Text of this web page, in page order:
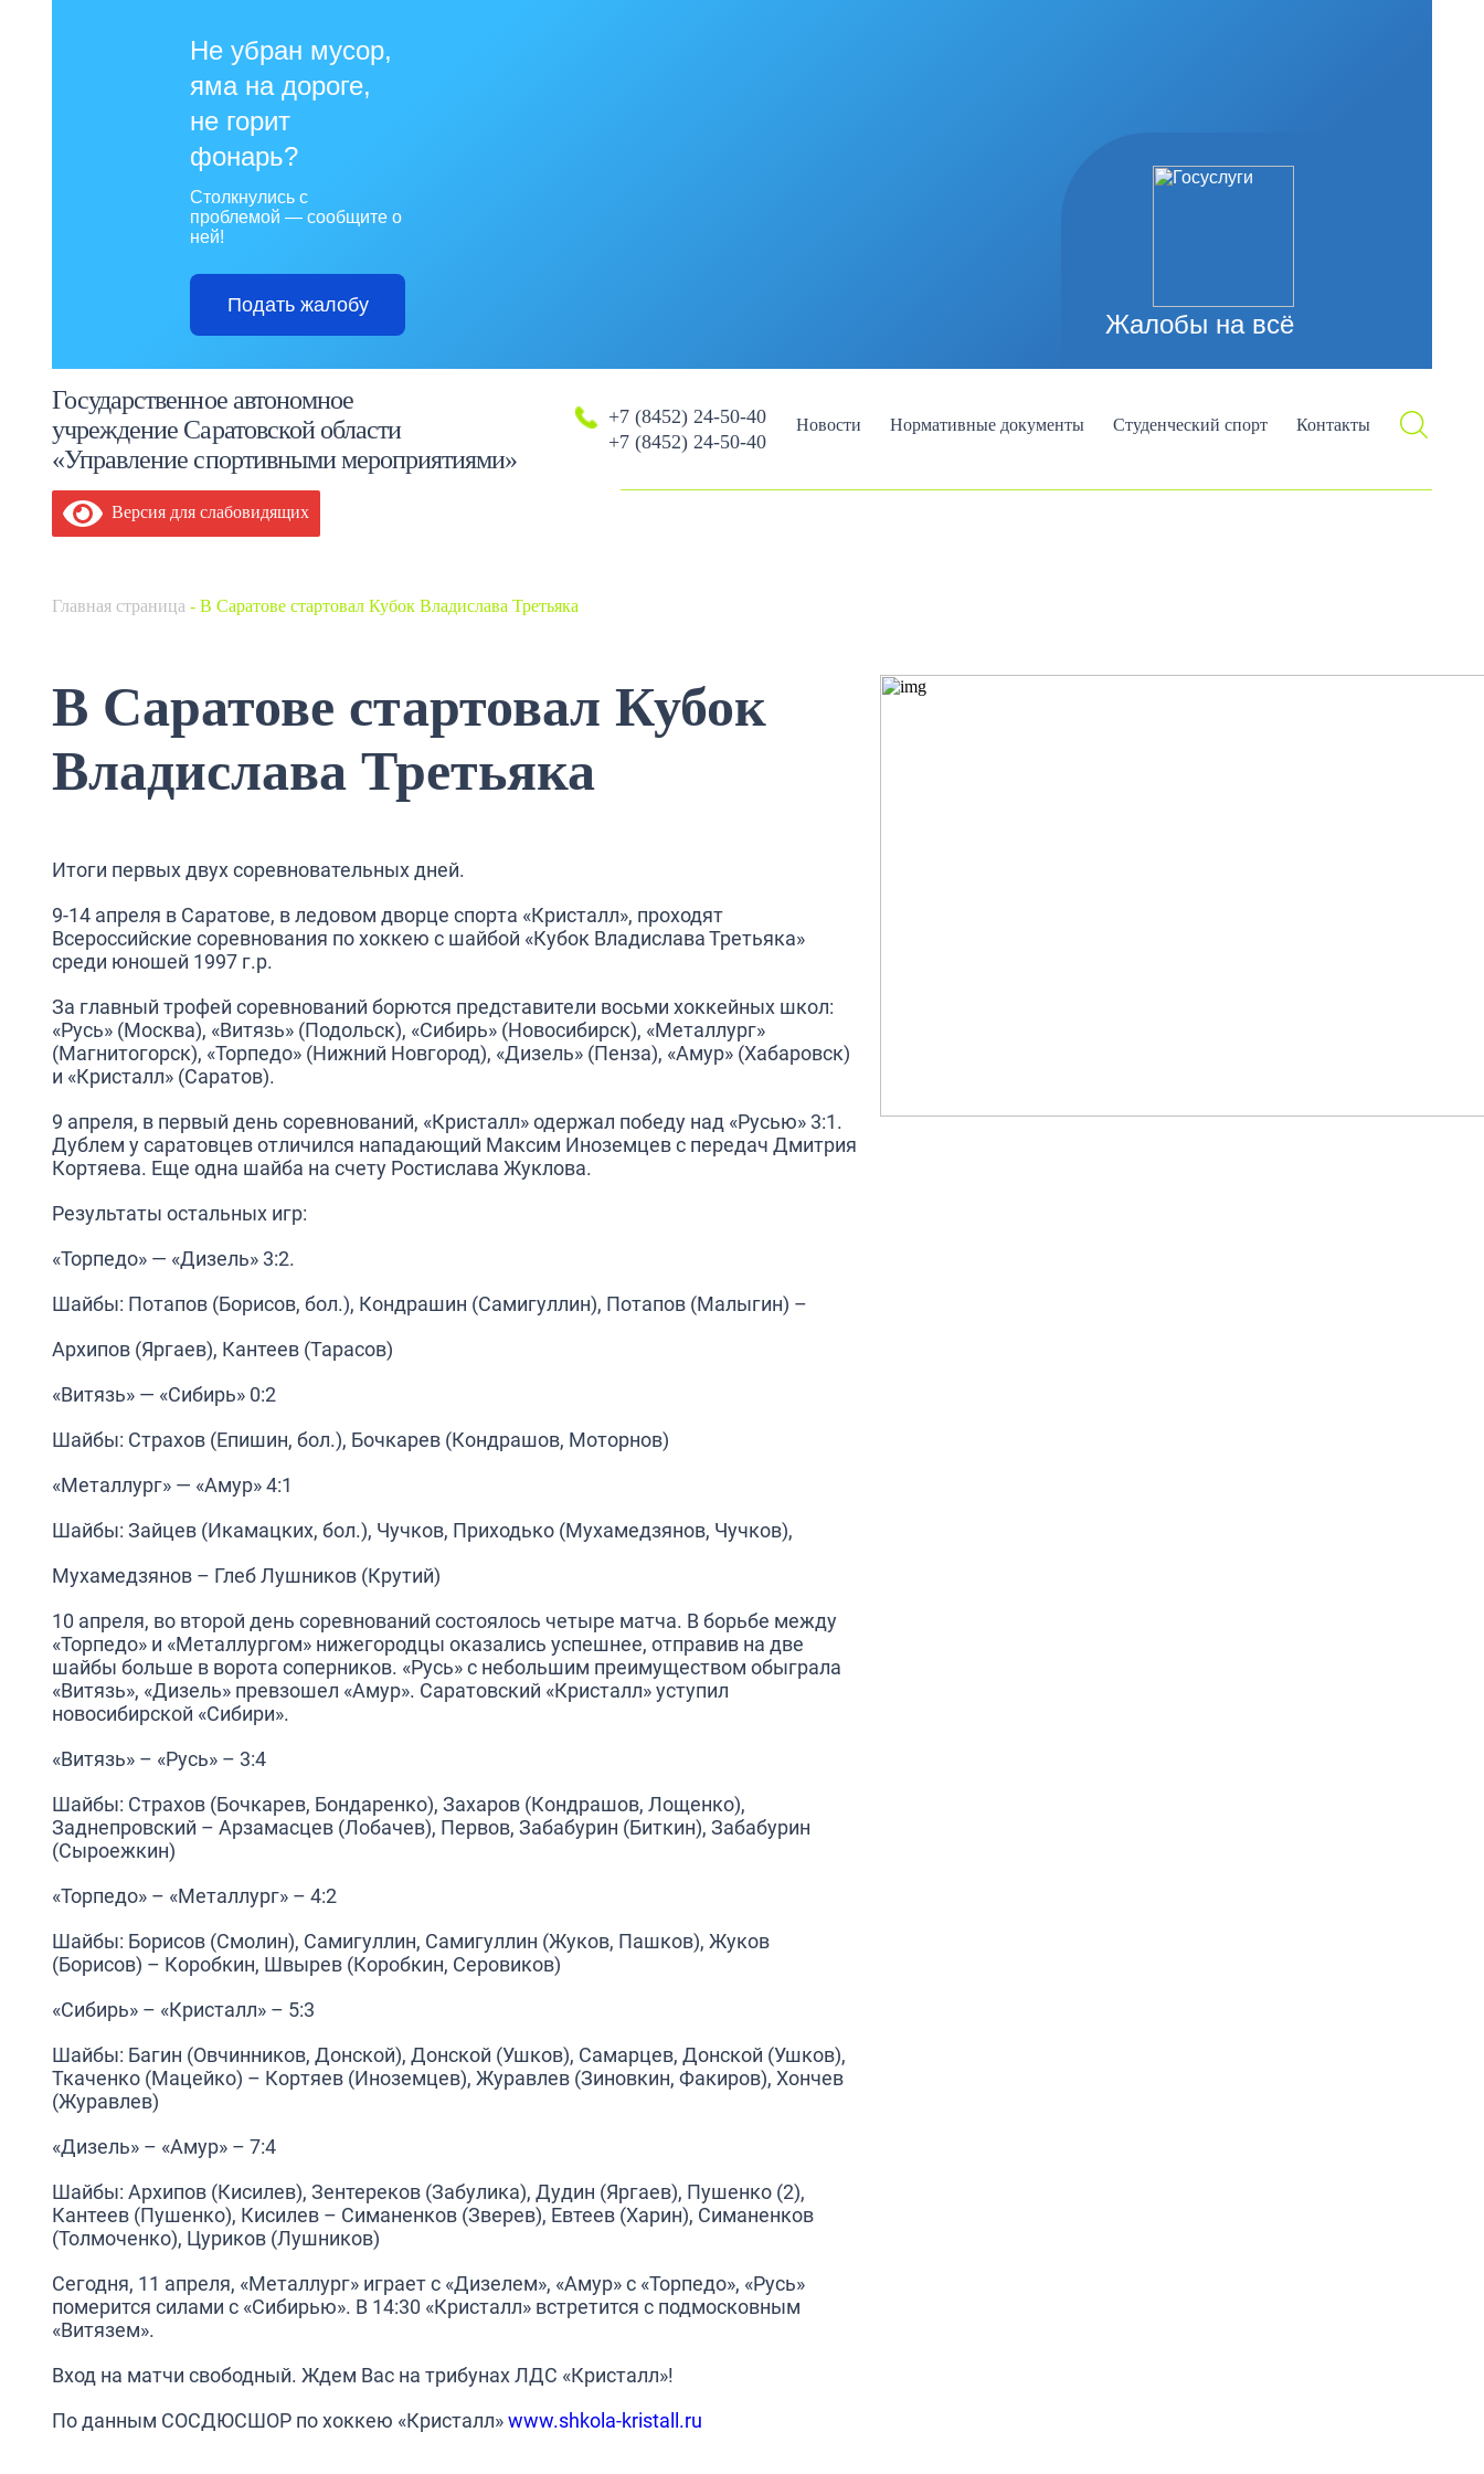
Жалобы на всё
Не убран мусор,
яма на дороге,
не горит
фонарь?
Столкнулись с
проблемой — сообщите о
ней!
Подать жалобу
Государственное автономное
учреждение Саратовской области
«Управление спортивными мероприятиями»
+7 (8452) 24-50-40
+7 (8452) 24-50-40
Новости Нормативные документы Студенческий спорт Контакты
Версия для слабовидящих
Главная страница - В Саратове стартовал Кубок Владислава Третьяка
В Саратове стартовал Кубок
Владислава Третьяка
Итоги первых двух соревновательных дней.
9-14 апреля в Саратове, в ледовом дворце спорта «Кристалл», проходят
Всероссийские соревнования по хоккею с шайбой «Кубок Владислава Третьяка»
среди юношей 1997 г.р.
За главный трофей соревнований борются представители восьми хоккейных школ:
«Русь» (Москва), «Витязь» (Подольск), «Сибирь» (Новосибирск), «Металлург»
(Магнитогорск), «Торпедо» (Нижний Новгород), «Дизель» (Пенза), «Амур» (Хабаровск)
и «Кристалл» (Саратов).
9 апреля, в первый день соревнований, «Кристалл» одержал победу над «Русью» 3:1.
Дублем у саратовцев отличился нападающий Максим Иноземцев с передач Дмитрия
Кортяева. Еще одна шайба на счету Ростислава Жуклова.
Результаты остальных игр:
«Торпедо» — «Дизель» 3:2.
Шайбы: Потапов (Борисов, бол.), Кондрашин (Самигуллин), Потапов (Малыгин) –
Архипов (Яргаев), Кантеев (Тарасов)
«Витязь» — «Сибирь» 0:2
Шайбы: Страхов (Епишин, бол.), Бочкарев (Кондрашов, Моторнов)
«Металлург» — «Амур» 4:1
Шайбы: Зайцев (Икамацких, бол.), Чучков, Приходько (Мухамедзянов, Чучков),
Мухамедзянов – Глеб Лушников (Крутий)
10 апреля, во второй день соревнований состоялось четыре матча. В борьбе между
«Торпедо» и «Металлургом» нижегородцы оказались успешнее, отправив на две
шайбы больше в ворота соперников. «Русь» с небольшим преимуществом обыграла
«Витязь», «Дизель» превзошел «Амур». Саратовский «Кристалл» уступил
новосибирской «Сибири».
«Витязь» – «Русь» – 3:4
Шайбы: Страхов (Бочкарев, Бондаренко), Захаров (Кондрашов, Лощенко),
Заднепровский – Арзамасцев (Лобачев), Первов, Забабурин (Биткин), Забабурин
(Сыроежкин)
«Торпедо» – «Металлург» – 4:2
Шайбы: Борисов (Смолин), Самигуллин, Самигуллин (Жуков, Пашков), Жуков
(Борисов) – Коробкин, Швырев (Коробкин, Серовиков)
«Сибирь» – «Кристалл» – 5:3
Шайбы: Багин (Овчинников, Донской), Донской (Ушков), Самарцев, Донской (Ушков),
Ткаченко (Мацейко) – Кортяев (Иноземцев), Журавлев (Зиновкин, Факиров), Хончев
(Журавлев)
«Дизель» – «Амур» – 7:4
Шайбы: Архипов (Кисилев), Зентереков (Забулика), Дудин (Яргаев), Пушенко (2),
Кантеев (Пушенко), Кисилев – Симаненков (Зверев), Евтеев (Харин), Симаненков
(Толмоченко), Цуриков (Лушников)
Сегодня, 11 апреля, «Металлург» играет с «Дизелем», «Амур» с «Торпедо», «Русь»
померится силами с «Сибирью». В 14:30 «Кристалл» встретится с подмосковным
«Витязем».
Вход на матчи свободный. Ждем Вас на трибунах ЛДС «Кристалл»!
По данным СОСДЮСШОР по хоккею «Кристалл»www.shkola-kristall.ru